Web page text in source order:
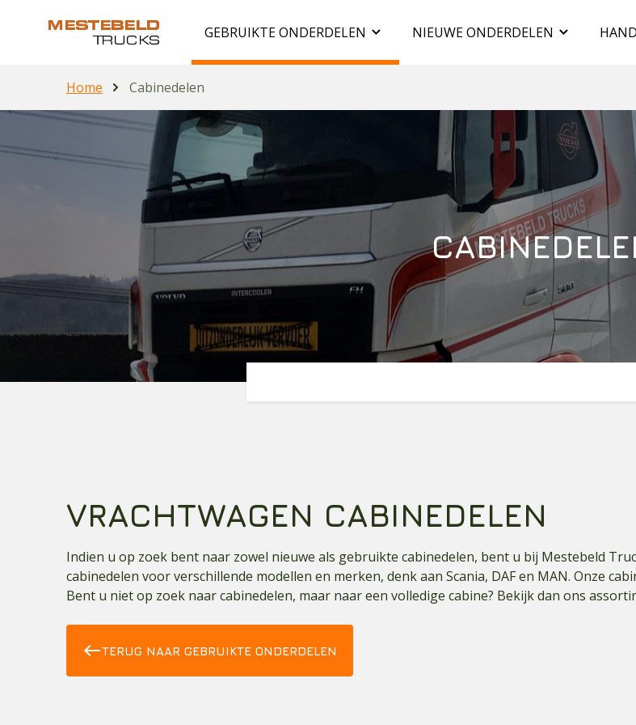
GEBRUIKTE ONDERDELEN NIEUWE ONDERDELEN
Home Cabinedelen
VRACHTWAGEN CABINEDELEN
Indien u op zoek bent naar zowel nieuwe als gebruikte cabinedelen, bent u bij Mestebeld
cabinedelen voor verschillende modellen en merken, denk aan Scania, DAF en MAN. Onze
Bent u niet op zoek naar cabinedelen, maar naar een volledige cabine? Bekijk dan ons
westTERUG NAAR GEBRUIKTE ONDERDELEN